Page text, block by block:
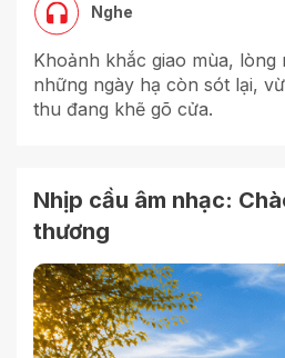
Nghe
Khoảnh khắc giao mùa,
những ngày hạ còn sót lại,
thu đang khẽ gõ cửa.
Nhịp cầu âm nhạc:
thương